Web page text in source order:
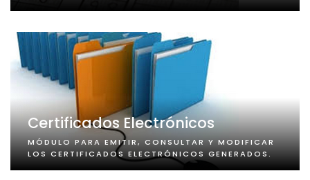
Certificados Electrónicos
MÓDULO PARA EMITIR, CONSULTAR Y MODIFICAR
LOS CERTIFICADOS ELECTRÓNICOS GENERADOS.